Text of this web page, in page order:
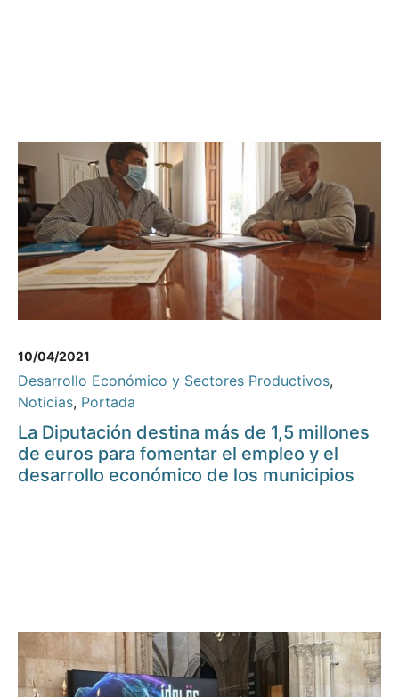
10/04/2021
Desarrollo Económico y Sectores Productivos,
Noticias, Portada
La Diputación destina más de 1,5 millones
de euros para fomentar el empleo y el
desarrollo económico de los municipios